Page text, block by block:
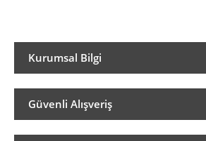
Kurumsal Bilgi
Güvenli Alışveriş